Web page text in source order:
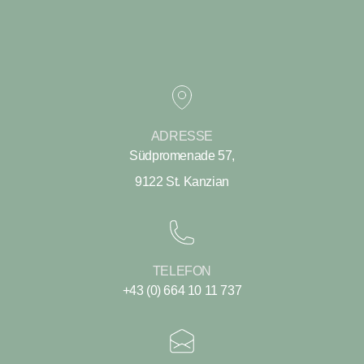
ADRESSE
Südpromenade 57,
9122 St. Kanzian
TELEFON
+43 (0) 664 10 11 737